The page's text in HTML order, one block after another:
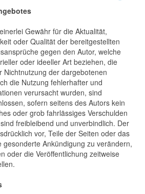
Gewähr für die Aktualität,
oder Qualität der bereitgestellten
gegen den Autor, welche
oder ideeller Art beziehen, die
Nichtnutzung der dargebotenen
die Nutzung fehlerhafter und
verursacht wurden, sind
sofern seitens des Autors kein
oder grob fahrlässiges Verschulden
freibleibend und unverbindlich. Der
vor, Teile der Seiten oder das
Ankündigung zu verändern,
oder die Veröffentlichung zeitweise